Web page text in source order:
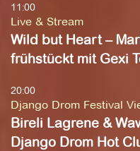
11:00
Live & Stream
Wild but Heart –
frühstückt mit Gexi
20:00
Django Drom Festival
Bireli Lagrene &
Django Drom Hot